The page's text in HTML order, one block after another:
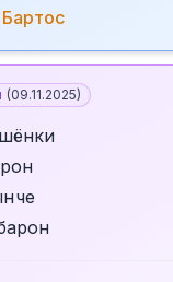
Бартос
(09.11.2025)